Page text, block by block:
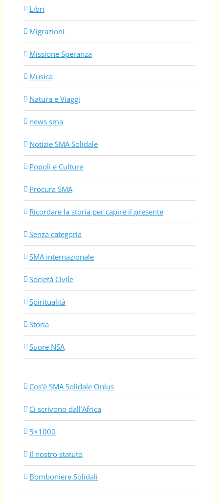
Libri
Migrazioni
Missione Speranza
Musica
Natura e Viaggi
news sma
Notizie SMA Solidale
Popoli e Culture
Procura SMA
Ricordare la storia per capire il presente
Senza categoria
SMA internazionale
Società Civile
Spiritualità
Storia
Suore NSA
Cos’è SMA Solidale Onlus
Ci scrivono dall’Africa
5×1000
Il nostro statuto
Bomboniere Solidali